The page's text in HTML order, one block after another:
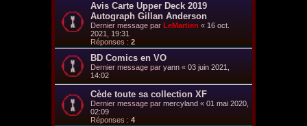
Avis Carte Upper Deck 2019
Autograph Gillan Anderson
Dernier message par LeMartien « 16 oct.
2021, 19:31
Réponses : 2
BD Comics en VO
Dernier message par yann « 03 juin 2021,
14:02
Cède toute sa collection XF
Dernier message par mercyland « 01 mai 2020,
02:09
Réponses : 4